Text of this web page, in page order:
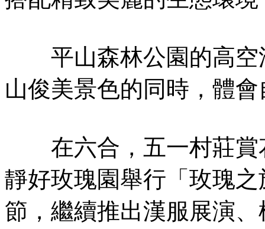
平山森林公園的高空
山俊美景色的同時，體
在六合，五一村莊賞
靜好玫瑰園舉行「玫瑰
節，繼續推出漢服展演